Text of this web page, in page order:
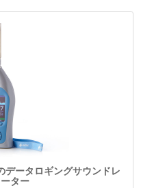
データロギングサウンドレ
ター